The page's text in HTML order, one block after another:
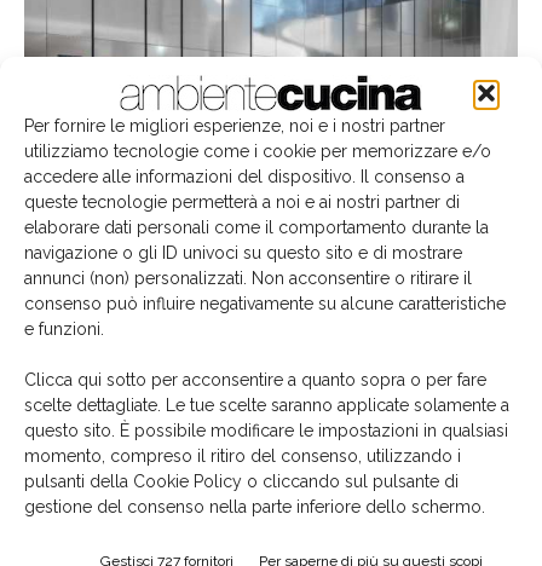
Per fornire le migliori esperienze, noi e i nostri partner
utilizziamo tecnologie come i cookie per memorizzare e/o
accedere alle informazioni del dispositivo. Il consenso a
queste tecnologie permetterà a noi e ai nostri partner di
elaborare dati personali come il comportamento durante la
navigazione o gli ID univoci su questo sito e di mostrare
annunci (non) personalizzati. Non acconsentire o ritirare il
consenso può influire negativamente su alcune caratteristiche
e funzioni.
Clicca qui sotto per acconsentire a quanto sopra o per fare
scelte dettagliate. Le tue scelte saranno applicate solamente a
questo sito. È possibile modificare le impostazioni in qualsiasi
momento, compreso il ritiro del consenso, utilizzando i
pulsanti della Cookie Policy o cliccando sul pulsante di
gestione del consenso nella parte inferiore dello schermo.
Gestisci 727 fornitori Per saperne di più su questi scopi
Wine Wall nello showroom SKS di Milano
Signature Kitchen Suite offre unastraordinaria wine
experiencenelloshowroom SKS di Milano. Insieme al
sommelier SKS si possono
scoprire e imparare a
riconoscere le caratteristiche identitarie dei vitigni
le loro peculiarità, le regioni in cui crescono e danno il